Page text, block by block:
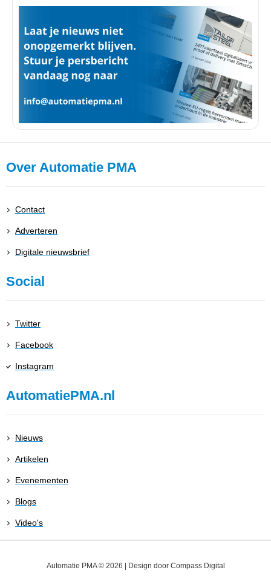
Over Automatie PMA
Contact
Adverteren
Digitale nieuwsbrief
Social
Twitter
Facebook
Instagram
AutomatiePMA.nl
Nieuws
Artikelen
Evenementen
Blogs
Video's
Automatie PMA © 2026 | Design door Compass Digital